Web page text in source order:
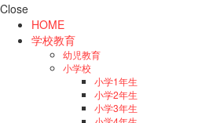
Close
HOME
学校教育
幼児教育
小学校
小学1年生
小学2年生
小学3年生